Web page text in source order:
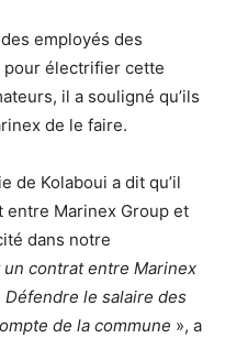
employés des
électrifier cette
il a souligné qu’ils
de le faire.
de Kolaboui a dit qu’il
entre Marinex Group et
dans notre
un contrat entre Marinex
le salaire des
de la commune », a